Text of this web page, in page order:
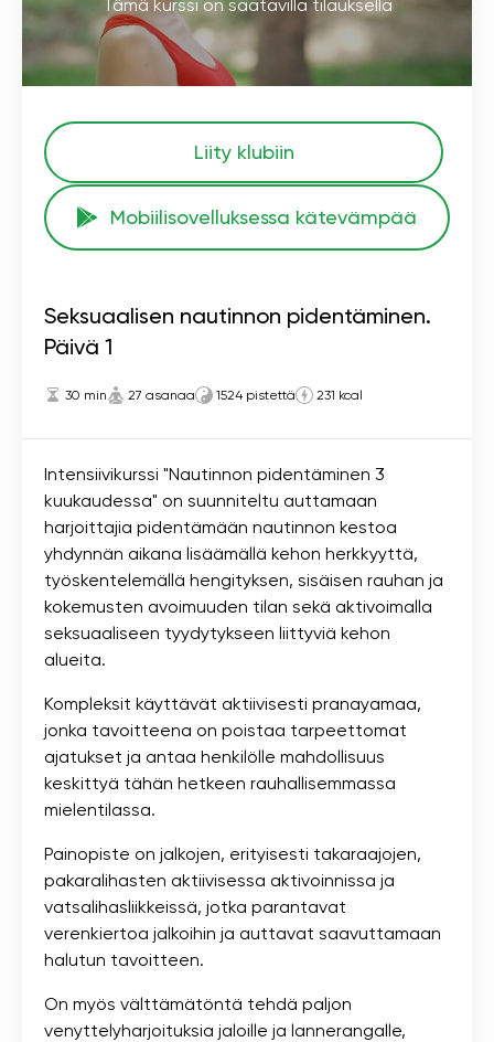
Tämä kurssi on saatavilla tilauksella
Liity klubiin
Mobiilisovelluksessa kätevämpää
Seksuaalisen nautinnon pidentäminen.
Päivä 1
30 min 27 asanaa 1524 pistettä 231 kcal
Intensiivikurssi "Nautinnon pidentäminen 3
kuukaudessa" on suunniteltu auttamaan
harjoittajia pidentämään nautinnon kestoa
yhdynnän aikana lisäämällä kehon herkkyyttä,
työskentelemällä hengityksen, sisäisen rauhan ja
kokemusten avoimuuden tilan sekä aktivoimalla
seksuaaliseen tyydytykseen liittyviä kehon
alueita.
Kompleksit käyttävät aktiivisesti pranayamaa,
jonka tavoitteena on poistaa tarpeettomat
ajatukset ja antaa henkilölle mahdollisuus
keskittyä tähän hetkeen rauhallisemmassa
mielentilassa.
Painopiste on jalkojen, erityisesti takaraajojen,
pakaralihasten aktiivisessa aktivoinnissa ja
vatsalihasliikkeissä, jotka parantavat
verenkiertoa jalkoihin ja auttavat saavuttamaan
halutun tavoitteen.
On myös välttämätöntä tehdä paljon
venyttelyharjoituksia jaloille ja lannerangalle,